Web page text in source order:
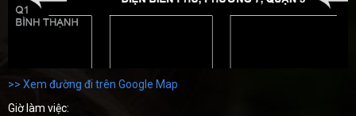
>> Xem đường đi trên Google Map
Giờ làm việc: